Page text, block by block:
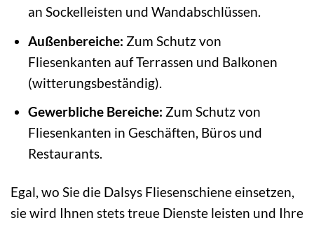
an Sockelleisten und Wandabschlüssen.
Außenbereiche: Zum Schutz von
Fliesenkanten auf Terrassen und Balkonen
(witterungsbeständig).
Gewerbliche Bereiche: Zum Schutz von
Fliesenkanten in Geschäften, Büros und
Restaurants.
Egal, wo Sie die Dalsys Fliesenschiene einsetzen,
sie wird Ihnen stets treue Dienste leisten und Ihre